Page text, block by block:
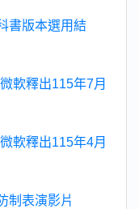
書版本選用結
軟釋出115年7月
軟釋出115年4月
制表演影片